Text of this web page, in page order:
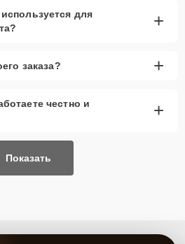
для
+
заказа? +
честно и
+
Показать